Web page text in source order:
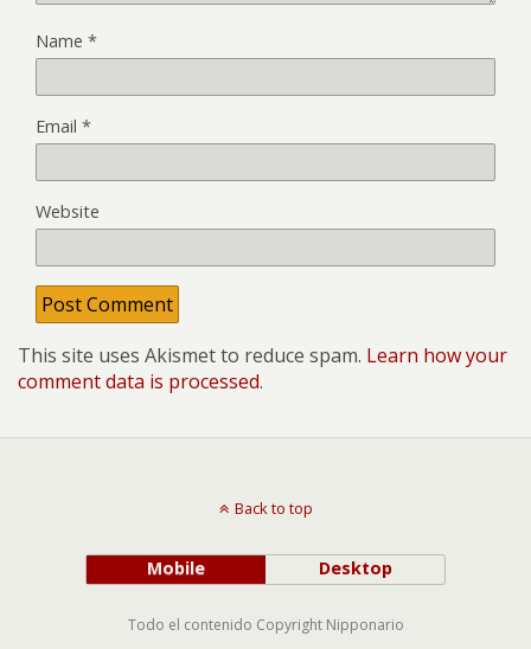
Name *
Email *
Website
This site uses Akismet to reduce spam. Learn how your
comment data is processed.
Back to top
Mobile Desktop
Todo el contenido Copyright Nipponario